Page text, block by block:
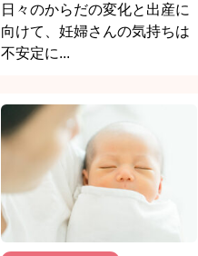
日々のからだの変化と出産に
向けて、妊婦さんの気持ちは
不安定に...